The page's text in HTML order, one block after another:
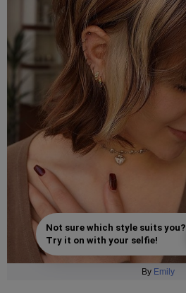
Not sure which style suits you?
Try it on with your selfie!
By Emily